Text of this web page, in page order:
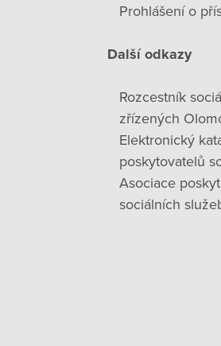
Prohlášení o
Další odkazy
Rozcestník
zřízených
Elektronický
poskytovatelů
Asociace
sociálních